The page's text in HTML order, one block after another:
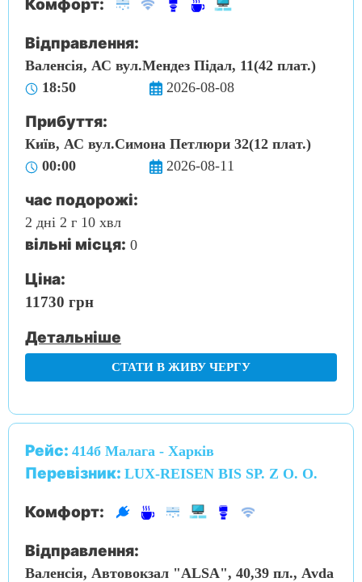
Комфорт:
Відправлення:
Валенсія, АС вул.Мендез Підал, 11(42 плат.)
18:50
2026-08-08
Прибуття:
Київ, АС вул.Симона Петлюри 32(12 плат.)
00:00
2026-08-11
час подорожі:
2 дні 2 г 10 хвл
вільні місця: 0
Ціна:
11730 грн
Детальніше
СТАТИ В ЖИВУ ЧЕРГУ
Рейс: 414б Малага - Харків
Перевізник: LUX-REISEN BIS SP. Z O. O.
Комфорт:
Відправлення:
Валенсія, Автовокзал "ALSA", 40,39 пл., Avda